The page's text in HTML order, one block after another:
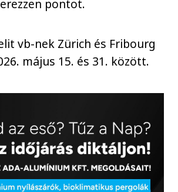
pontot.
vb-nek Zürich és Fribourg
május 15. és 31. között.